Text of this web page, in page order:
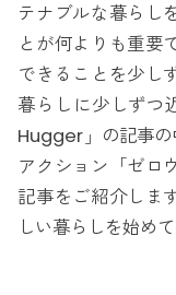
テナブルな暮らし
とが何よりも重要
できることを少し
暮らしに少しずつ
Hugger」の記事の
アクション「ゼロ
記事をご紹介しま
しい暮らしを始め